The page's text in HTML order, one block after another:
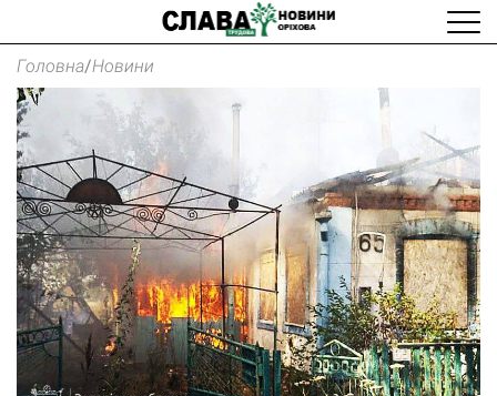
Головна/Новини